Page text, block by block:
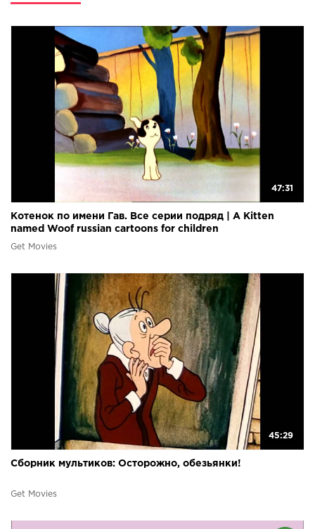
47:31
Котенок по имени Гав. Все серии подряд | A Kitten
named Woof russian cartoons for children
Get Movies
45:29
Сборник мультиков: Осторожно, обезьянки!
Get Movies